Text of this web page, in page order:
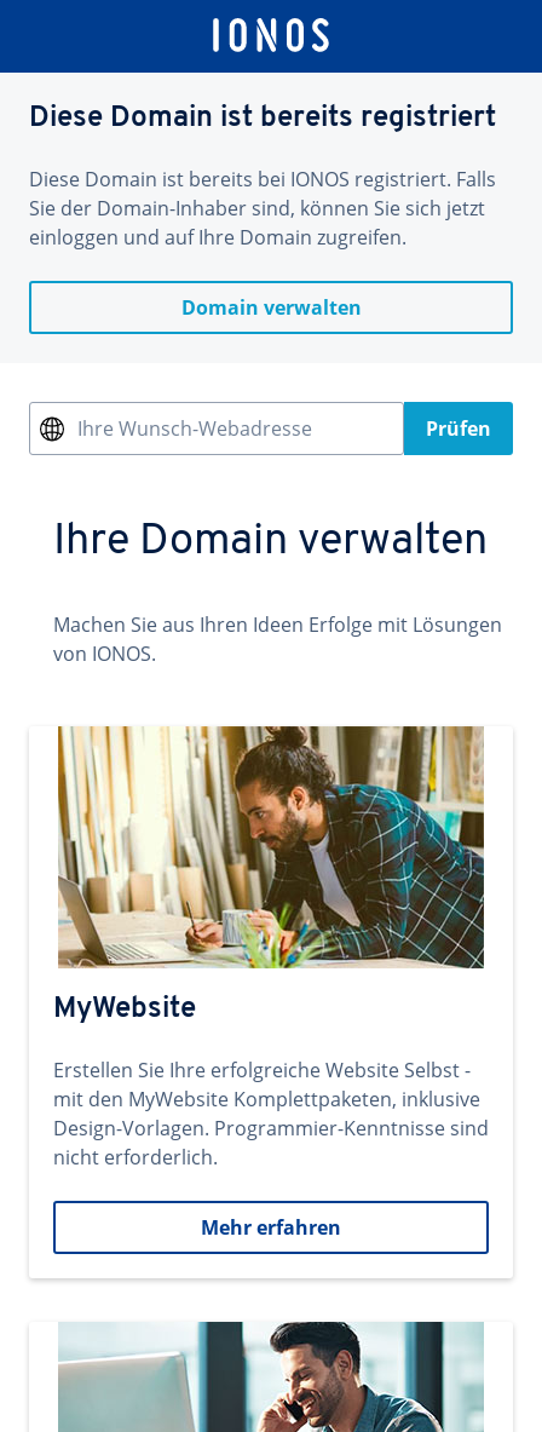
Diese Domain ist bereits registriert
Diese Domain ist bereits bei IONOS registriert. Falls
Sie der Domain-Inhaber sind, können Sie sich jetzt
einloggen und auf Ihre Domain zugreifen.
Domain verwalten
Ihre Wunsch-Webadresse Prüfen
Ihre Domain verwalten
Machen Sie aus Ihren Ideen Erfolge mit Lösungen
von IONOS.
MyWebsite
Erstellen Sie Ihre erfolgreiche Website Selbst -
mit den MyWebsite Komplettpaketen, inklusive
Design-Vorlagen. Programmier-Kenntnisse sind
nicht erforderlich.
Mehr erfahren